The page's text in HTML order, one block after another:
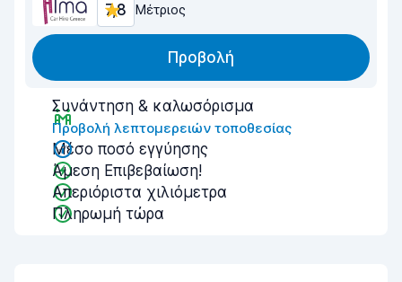
7,8 Μέτριος
Προβολή
Συνάντηση & καλωσόρισμα
Προβολή λεπτομερειών τοποθεσίας
Μέσο ποσό εγγύησης
Άμεση Επιβεβαίωση!
Απεριόριστα χιλιόμετρα
Πληρωμή τώρα